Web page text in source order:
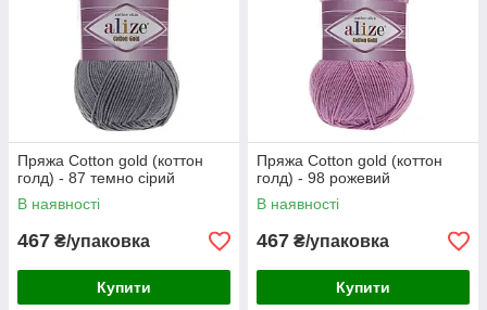
Пряжа Cotton gold (коттон
голд) - 87 темно сірий
В наявності
467 ₴/упаковка
Купити
Пряжа Cotton gold (коттон
голд) - 98 рожевий
В наявності
467 ₴/упаковка
Купити